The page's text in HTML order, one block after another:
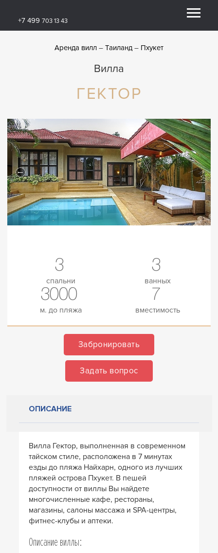
+7 499 703 13 43
Аренда вилл Таиланд Пхукет
Вилла
ГЕКТОР
3
спальни
3
ванных
3000
м. до пляжа
7
вместимость
Забронировать
Задать вопрос
ОПИСАНИЕ
Вилла Гектор, выполненная в современном
тайском стиле, расположена в 7 минутах
езды до пляжа Найхарн, одного из лучших
пляжей острова Пхукет. В пешей
доступности от виллы Вы найдете
многочисленные кафе, рестораны,
магазины, салоны массажа и SPA-центры,
фитнес-клубы и аптеки.
Описание виллы: